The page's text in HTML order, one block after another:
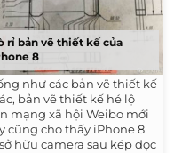
rỉ bản vẽ thiết kế của
8
như các bản vẽ thiết kế
bản vẽ thiết kế hé lộ
mạng xã hội Weibo mới
cũng cho thấy iPhone 8
hữu camera sau kép dọc